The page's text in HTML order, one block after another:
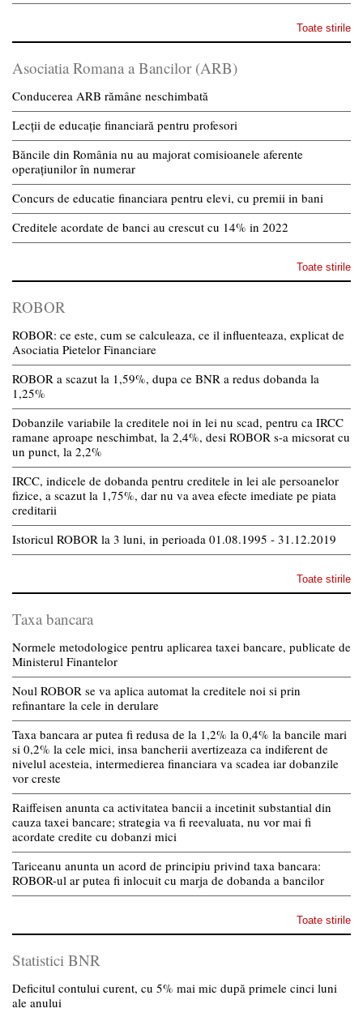
Toate stirile
Asociatia Romana a Bancilor (ARB)
Conducerea ARB rămâne neschimbată
Lecții de educație financiară pentru profesori
Băncile din România nu au majorat comisioanele aferente
operațiunilor în numerar
Concurs de educatie financiara pentru elevi, cu premii in bani
Creditele acordate de banci au crescut cu 14% in 2022
Toate stirile
ROBOR
ROBOR: ce este, cum se calculeaza, ce il influenteaza, explicat de
Asociatia Pietelor Financiare
ROBOR a scazut la 1,59%, dupa ce BNR a redus dobanda la
1,25%
Dobanzile variabile la creditele noi in lei nu scad, pentru ca IRCC
ramane aproape neschimbat, la 2,4%, desi ROBOR s-a micsorat cu
un punct, la 2,2%
IRCC, indicele de dobanda pentru creditele in lei ale persoanelor
fizice, a scazut la 1,75%, dar nu va avea efecte imediate pe piata
creditarii
Istoricul ROBOR la 3 luni, in perioada 01.08.1995 - 31.12.2019
Toate stirile
Taxa bancara
Normele metodologice pentru aplicarea taxei bancare, publicate de
Ministerul Finantelor
Noul ROBOR se va aplica automat la creditele noi si prin
refinantare la cele in derulare
Taxa bancara ar putea fi redusa de la 1,2% la 0,4% la bancile mari
si 0,2% la cele mici, insa bancherii avertizeaza ca indiferent de
nivelul acesteia, intermedierea financiara va scadea iar dobanzile
vor creste
Raiffeisen anunta ca activitatea bancii a incetinit substantial din
cauza taxei bancare; strategia va fi reevaluata, nu vor mai fi
acordate credite cu dobanzi mici
Tariceanu anunta un acord de principiu privind taxa bancara:
ROBOR-ul ar putea fi inlocuit cu marja de dobanda a bancilor
Toate stirile
Statistici BNR
Deficitul contului curent, cu 5% mai mic după primele cinci luni
ale anului